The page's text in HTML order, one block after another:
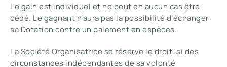
Le gain est individuel et ne peut en aucun cas être
cédé. Le gagnant n’aura pas la possibilité d’échanger
sa Dotation contre un paiement en espèces.
La Société Organisatrice se réserve le droit, si des
circonstances indépendantes de sa volonté